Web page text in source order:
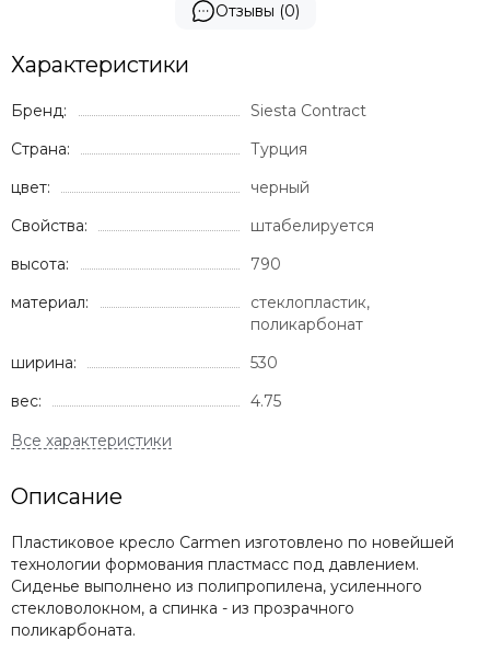
Отзывы (0)
Характеристики
Бренд:
Siesta Contract
Страна:
Турция
цвет:
черный
Свойства:
штабелируется
высота:
790
материал:
стеклопластик,
поликарбонат
ширина:
530
вес:
4.75
Описание
Пластиковое кресло Carmen изготовлено по новейшей
технологии формования пластмасс под давлением.
Сиденье выполнено из полипропилена, усиленного
стекловолокном, а спинка - из прозрачного
поликарбоната.